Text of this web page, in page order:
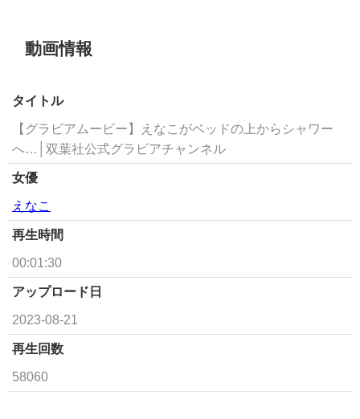
動画情報
タイトル
【グラビアムービー】えなこがベッドの上からシャワー
へ…│双葉社公式グラビアチャンネル
女優
えなこ
再生時間
00:01:30
アップロード日
2023-08-21
再生回数
58060